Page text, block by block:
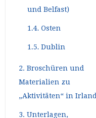
und Belfast)
1.4. Osten
1.5. Dublin
2. Broschüren und
Materialien zu
„Aktivitäten“ in Irland
3. Unterlagen,